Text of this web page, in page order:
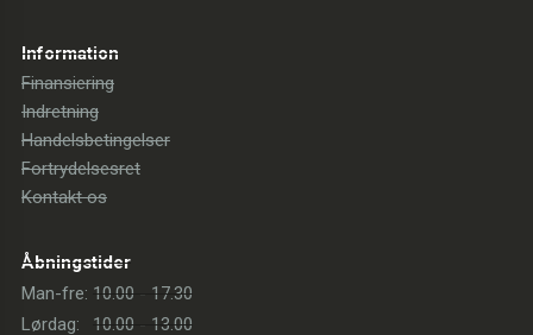
Information
Finansiering
Indretning
Handelsbetingelser
Fortrydelsesret
Kontakt os
Åbningstider
Man-fre: 10.00 - 17.30
Lørdag:
10.00 - 13.00